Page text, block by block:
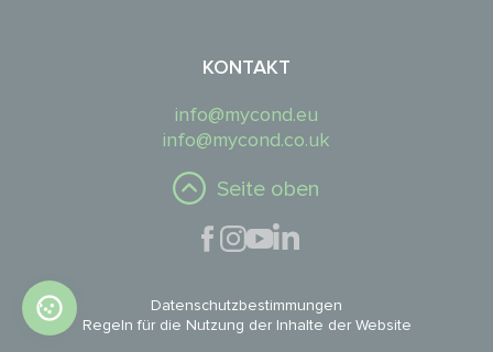
KONTAKT
info@mycond.eu
info@mycond.co.uk
Seite oben
Datenschutzbestimmungen
Regeln für die Nutzung der Inhalte der Website